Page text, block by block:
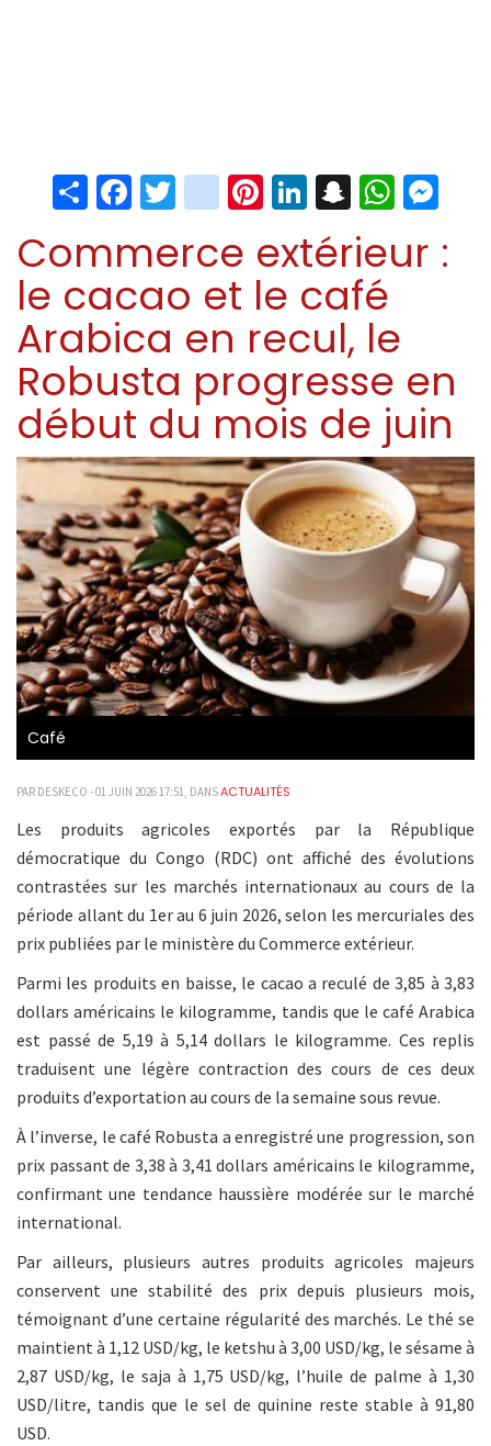
ShareFacebook
Twitter
instagram
Pinterest
LinkedIn
Snapchat
Commerce extérieur :
le cacao et le café
Arabica en recul, le
Robusta progresse en
début du mois de juin
Café
PAR DESKECO - 01 JUIN 2026 17:51, DANSACTUALITÉS
Les produits agricoles exportés par la République
démocratique du Congo (RDC) ont affiché des évolutions
contrastées sur les marchés internationaux au cours de la
période allant du 1er au 6 juin 2026, selon les mercuriales des
prix publiées par le ministère du Commerce extérieur.
Parmi les produits en baisse, le cacao a reculé de 3,85 à 3,83
dollars américains le kilogramme, tandis que le café Arabica
est passé de 5,19 à 5,14 dollars le kilogramme. Ces replis
traduisent une légère contraction des cours de ces deux
produits d’exportation au cours de la semaine sous revue.
À l’inverse, le café Robusta a enregistré une progression, son
prix passant de 3,38 à 3,41 dollars américains le kilogramme,
confirmant une tendance haussière modérée sur le marché
international.
Par ailleurs, plusieurs autres produits agricoles majeurs
conservent une stabilité des prix depuis plusieurs mois,
témoignant d’une certaine régularité des marchés. Le thé se
maintient à 1,12 USD/kg, le ketshu à 3,00 USD/kg, le sésame à
2,87 USD/kg, le saja à 1,75 USD/kg, l’huile de palme à 1,30
USD/litre, tandis que le sel de quinine reste stable à 91,80
USD.